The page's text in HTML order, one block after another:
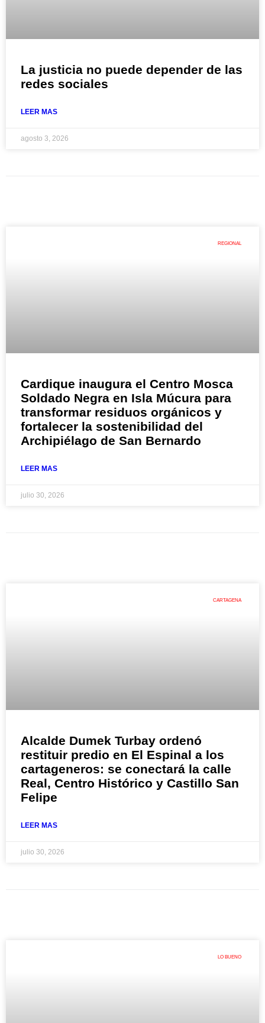
La justicia no puede depender de las
redes sociales
LEER MAS
agosto 3, 2026
REGIONAL
Cardique inaugura el Centro Mosca
Soldado Negra en Isla Múcura para
transformar residuos orgánicos y
fortalecer la sostenibilidad del
Archipiélago de San Bernardo
LEER MAS
julio 30, 2026
CARTAGENA
Alcalde Dumek Turbay ordenó
restituir predio en El Espinal a los
cartageneros: se conectará la calle
Real, Centro Histórico y Castillo San
Felipe
LEER MAS
julio 30, 2026
LO BUENO